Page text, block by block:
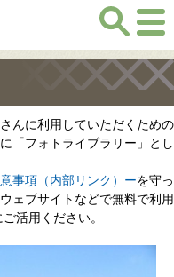
んに利用していただくための
「フォトライブラリー」とし
事項（内部リンク）ーを守っ
ェブサイトなどで無料で利用
活用ください。